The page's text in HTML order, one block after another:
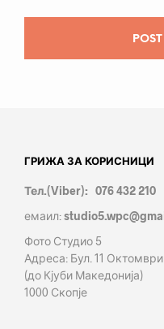
ГРИЖА ЗА КОРИСНИЦИ
Тел.(Viber): 076 432 210
емаил:
Фото Студио 5
Адреса: Бул. 11
(до Кјуби Македонија)
1000 Скопје